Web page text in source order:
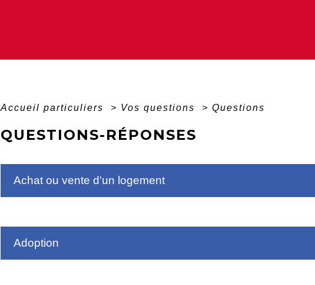
Accueil particuliers > Vos questions > Questions
QUESTIONS-RÉPONSES
Achat ou vente d'un logement
Adoption